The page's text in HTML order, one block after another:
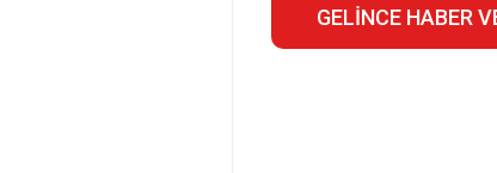
GELINCE HABER